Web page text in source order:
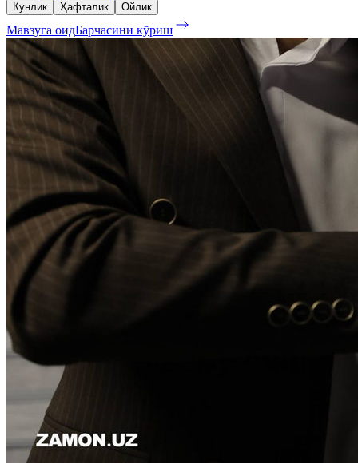
Кунлик Ҳафталик Ойлик
Мавзуга оидБарчасини кўриш